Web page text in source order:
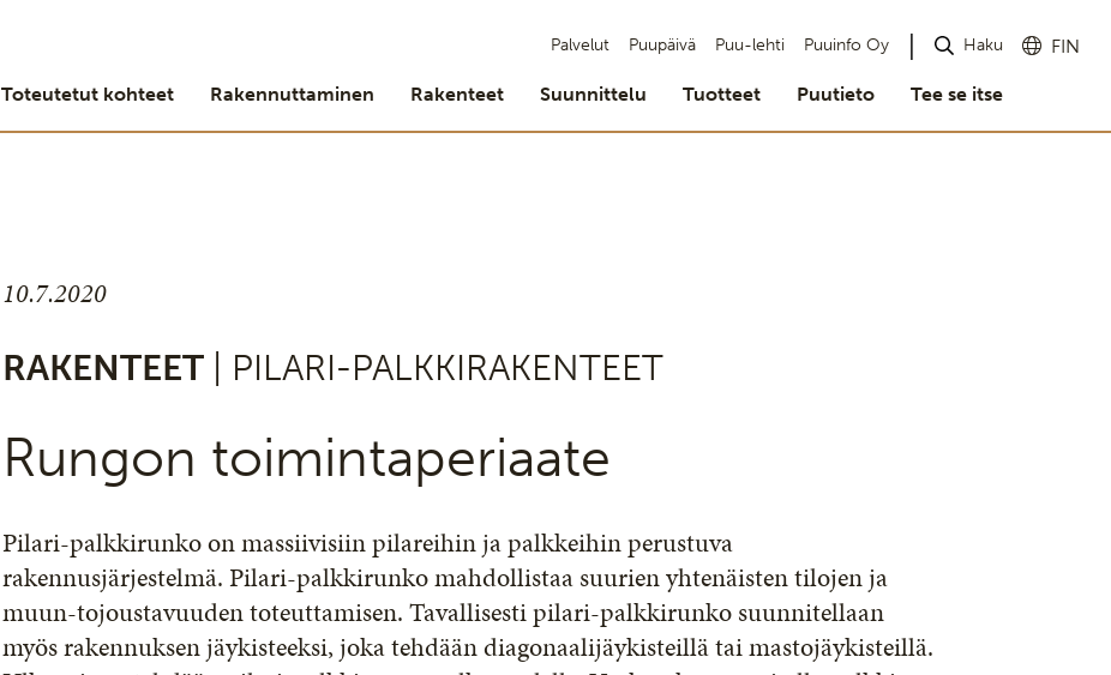
Palvelut Puupäivä Puu-lehti Puuinfo Oy Haku FIN
Toteutetut kohteet Rakennuttaminen Rakenteet Suunnittelu Tuotteet Puutieto Tee se itse
10.7.2020
RAKENTEET | PILARI-PALKKIRAKENTEET
Rungon toimintaperiaate
Pilari-palkkirunko on massiivisiin pilareihin ja palkkeihin perustuva
rakennusjärjestelmä. Pilari-palkkirunko mahdollistaa suurien yhtenäisten tilojen ja
muun-tojoustavuuden toteuttamisen. Tavallisesti pilari-palkkirunko suunnitellaan
myös rakennuksen jäykisteeksi, joka tehdään diagonaalijäykisteillä tai mastojäykisteillä.